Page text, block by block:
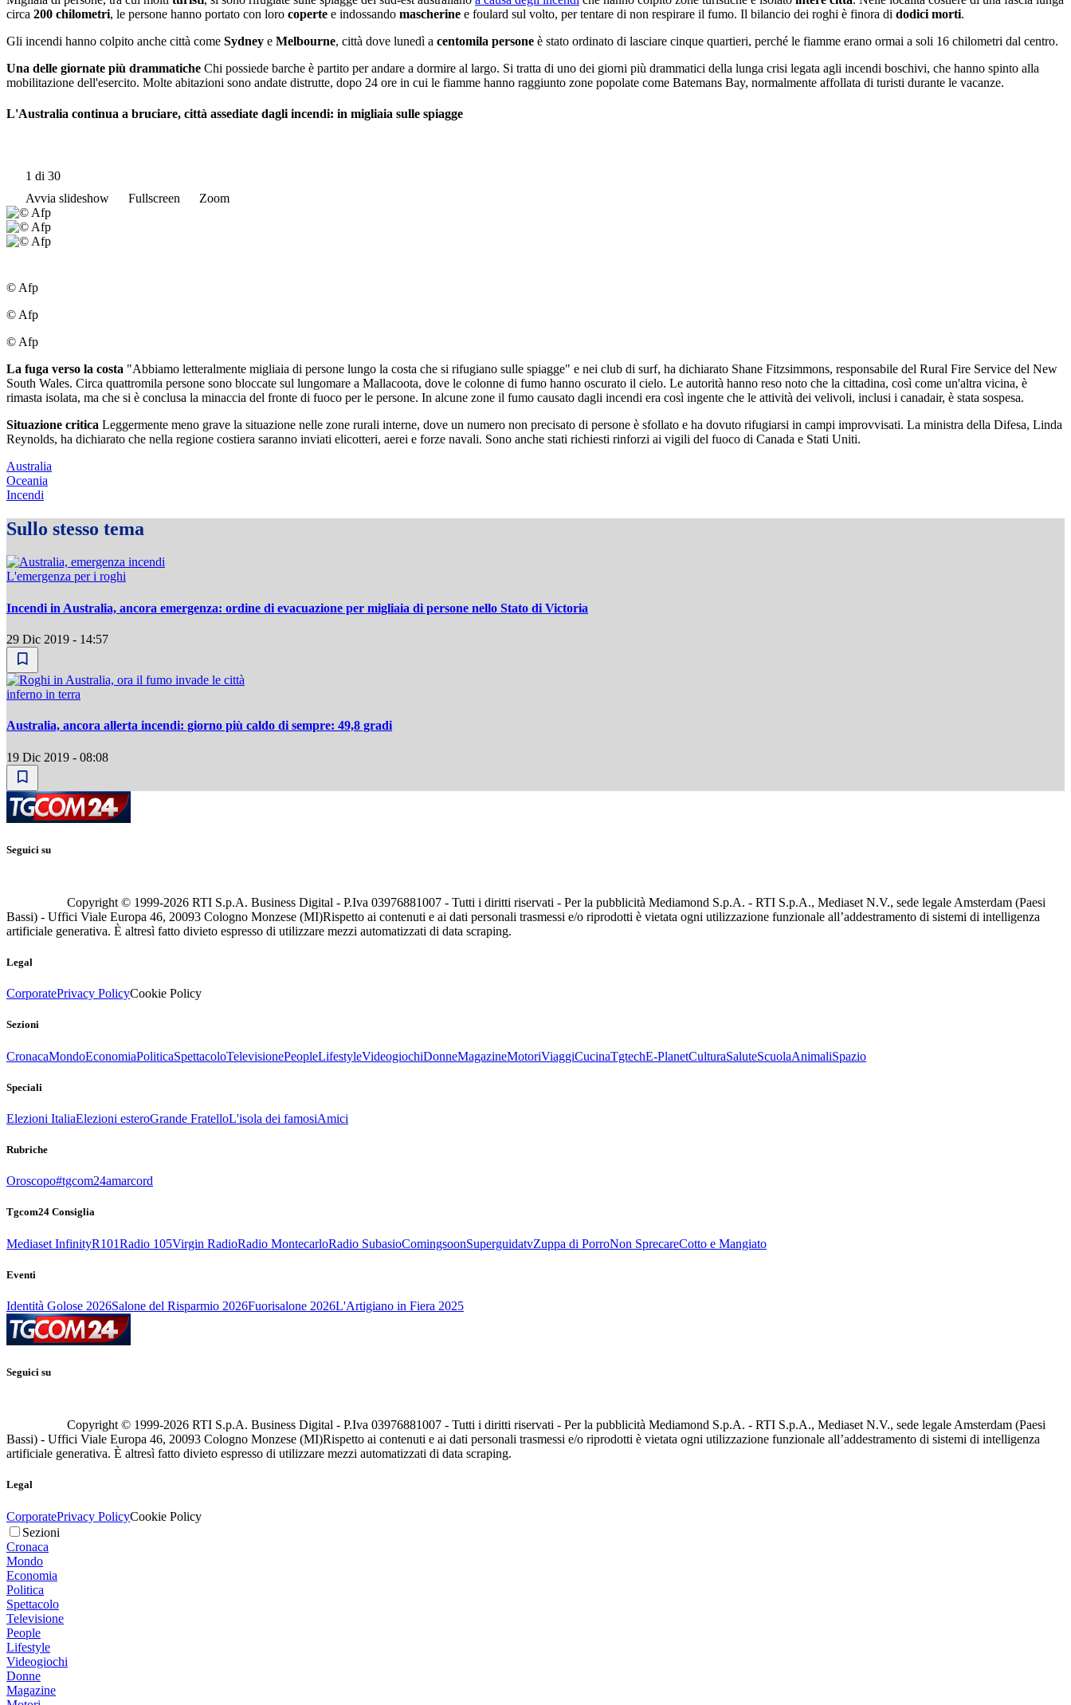
circa 200 chilometri, le persone hanno portato con loro coperte e indossando mascherine e foulard sul volto, per tentare di non respirare il fumo. Il bilancio dei roghi è finora di dodici morti.
Gli incendi hanno colpito anche città come Sydney e Melbourne, città dove lunedì a centomila persone è stato ordinato di lasciare cinque quartieri, perché le fiamme erano ormai a soli 16 chilometri dal centro.
Una delle giornate più drammatiche Chi possiede barche è partito per andare a dormire al largo. Si tratta di uno dei giorni più drammatici della lunga crisi legata agli incendi boschivi, che hanno spinto alla
mobilitazione dell'esercito. Molte abitazioni sono andate distrutte, dopo 24 ore in cui le fiamme hanno raggiunto zone popolate come Batemans Bay, normalmente affollata di turisti durante le vacanze.
L'Australia continua a bruciare, città assediate dagli incendi: in migliaia sulle spiagge
1 di 30
Avvia slideshow
Fullscreen Zoom
© Afp
© Afp
© Afp
La fuga verso la costa "Abbiamo letteralmente migliaia di persone lungo la costa che si rifugiano sulle spiagge" e nei club di surf, ha dichiarato Shane Fitzsimmons, responsabile del Rural Fire Service del New
South Wales. Circa quattromila persone sono bloccate sul lungomare a Mallacoota, dove le colonne di fumo hanno oscurato il cielo. Le autorità hanno reso noto che la cittadina, così come un'altra vicina, è
rimasta isolata, ma che si è conclusa la minaccia del fronte di fuoco per le persone. In alcune zone il fumo causato dagli incendi era così ingente che le attività dei velivoli, inclusi i canadair, è stata sospesa.
Situazione critica Leggermente meno grave la situazione nelle zone rurali interne, dove un numero non precisato di persone è sfollato e ha dovuto rifugiarsi in campi improvvisati. La ministra della Difesa, Linda
Reynolds, ha dichiarato che nella regione costiera saranno inviati elicotteri, aerei e forze navali. Sono anche stati richiesti rinforzi ai vigili del fuoco di Canada e Stati Uniti.
Australia
Oceania
Incendi
Sullo stesso tema
L'emergenza per i roghi
Incendi in Australia, ancora emergenza: ordine di evacuazione per migliaia di persone nello Stato di Victoria
29 Dic 2019 - 14:57
inferno in terra
Australia, ancora allerta incendi: giorno più caldo di sempre: 49,8 gradi
19 Dic 2019 - 08:08
Seguici su
Copyright © 1999-2026 RTI S.p.A. Business Digital - P.Iva 03976881007 - Tutti i diritti riservati - Per la pubblicità Mediamond S.p.A. - RTI S.p.A., Mediaset N.V., sede legale Amsterdam (Paesi
Bassi) - Uffici Viale Europa 46, 20093 Cologno Monzese (MI)Rispetto ai contenuti e ai dati personali trasmessi e/o riprodotti è vietata ogni utilizzazione funzionale all’addestramento di sistemi di intelligenza
artificiale generativa. È altresì fatto divieto espresso di utilizzare mezzi automatizzati di data scraping.
Legal
CorporatePrivacy PolicyCookie Policy
Sezioni
CronacaMondoEconomiaPoliticaSpettacoloTelevisionePeopleLifestyleVideogiochiDonneMagazineMotoriViaggiCucinaTgtechE-PlanetCulturaSaluteScuolaAnimaliSpazio
Speciali
Elezioni ItaliaElezioni esteroGrande FratelloL'isola dei famosiAmici
Rubriche
Oroscopo#tgcom24amarcord
Tgcom24 Consiglia
Mediaset InfinityR101Radio 105Virgin RadioRadio MontecarloRadio SubasioComingsoonSuperguidatvZuppa di PorroNon SprecareCotto e Mangiato
Eventi
Identità Golose 2026Salone del Risparmio 2026Fuorisalone 2026L'Artigiano in Fiera 2025
Seguici su
Copyright © 1999-2026 RTI S.p.A. Business Digital - P.Iva 03976881007 - Tutti i diritti riservati - Per la pubblicità Mediamond S.p.A. - RTI S.p.A., Mediaset N.V., sede legale Amsterdam (Paesi
Bassi) - Uffici Viale Europa 46, 20093 Cologno Monzese (MI)Rispetto ai contenuti e ai dati personali trasmessi e/o riprodotti è vietata ogni utilizzazione funzionale all’addestramento di sistemi di intelligenza
artificiale generativa. È altresì fatto divieto espresso di utilizzare mezzi automatizzati di data scraping.
Legal
CorporatePrivacy PolicyCookie Policy
Sezioni
Cronaca
Mondo
Economia
Politica
Spettacolo
Televisione
People
Lifestyle
Videogiochi
Donne
Magazine